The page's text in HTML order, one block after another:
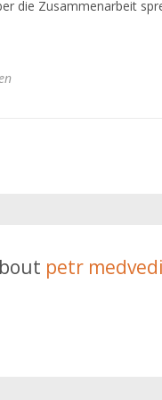
die Zusammenarbeit
petr